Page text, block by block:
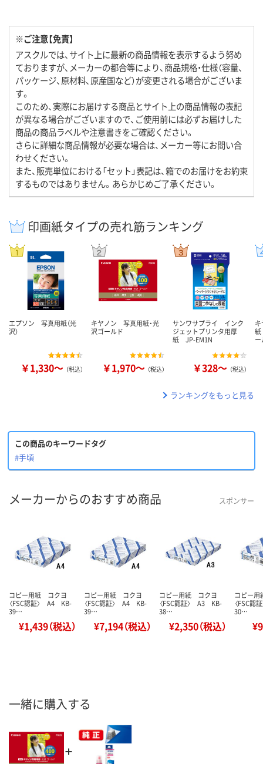
※ご注意【免責】
アスクルでは、サイト上に最新の商品情報を表示するよう努め
ておりますが、メーカーの都合等により、商品規格・仕様（容量、
パッケージ、原材料、原産国など）が変更される場合がございま
す。
このため、実際にお届けする商品とサイト上の商品情報の表記
が異なる場合がございますので、ご使用前には必ずお届けした
商品の商品ラベルや注意書きをご確認ください。
さらに詳細な商品情報が必要な場合は、メーカー等にお問い合
わせください。
また、販売単位における「セット」表記は、箱でのお届けをお約束
するものではありません。あらかじめご了承ください。
印画紙タイプの売れ筋ランキング
エプソン 写真用紙（光
沢）
￥1,330～ （税込）
キヤノン 写真用紙・光
沢ゴールド
￥1,970～ （税込）
サンワサプライ インク
ジェットプリンタ用厚
紙 JP-EM1N
￥328～ （税込）
紙
ランキングをもっと見る
この商品のキーワードタグ
#手頃
メーカーからのおすすめ商品 スポンサー
コピー用紙 コクヨ
〈FSC認証〉 A4 KB-
39…
¥1,439（税込）
コピー用紙 コクヨ
〈FSC認証〉 A4 KB-
39…
¥7,194（税込）
コピー用紙 コクヨ
〈FSC認証〉 A3 KB-
38…
¥2,350（税込）
コピー
〈FSC
30…
一緒に購入する